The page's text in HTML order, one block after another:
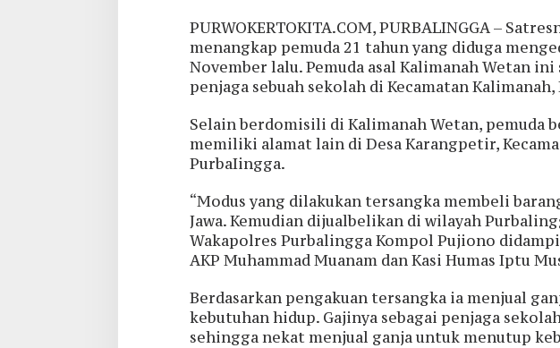
PURWOKERTOKITA.COM, PURBALINGGA –
menangkap pemuda 21 tahun yang diduga
November lalu. Pemuda asal Kalimanah Wetan
penjaga sebuah sekolah di Kecamatan
Selain berdomisili di Kalimanah Wetan, pemuda
memiliki alamat lain di Desa Karangpetir,
PurbaIingga.
“Modus yang dilakukan tersangka membeli
Jawa. Kemudian dijualbelikan di wilayah
Wakapolres Purbalingga Kompol Pujiono
AKP Muhammad Muanam dan Kasi Humas Iptu
Berdasarkan pengakuan tersangka ia menjual
kebutuhan hidup. Gajinya sebagai penjaga
sehingga nekat menjual ganja untuk menutup
Di